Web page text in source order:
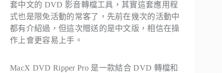
套中文的 DVD 影音轉檔工具，其實這套應用程
式也是限免活動的常客了，先前在幾次的活動中
都有介紹過，但這次贈送的是中文版，相信在操
作上會更容易上手。
MacX DVD Ripper Pro 是一款結合 DVD 轉檔和